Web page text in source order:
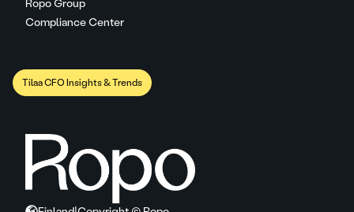
Ropo Group
Compliance Center
Tilaa CFO Insights & Trends